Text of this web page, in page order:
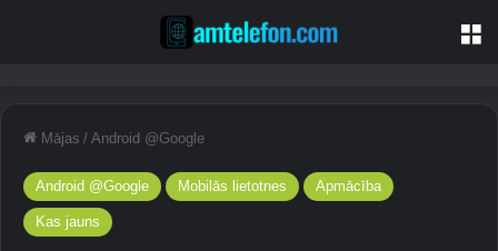
Mājas / Android @Google
Android @Google Mobilās lietotnes Apmācība
Kas jauns